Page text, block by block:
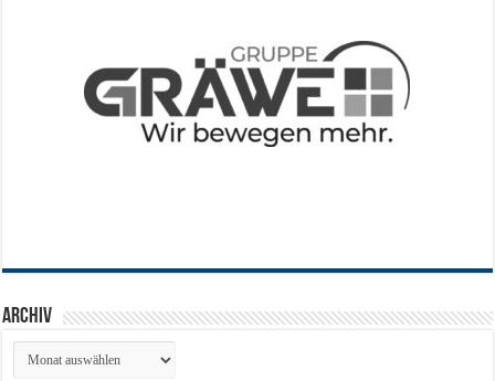
Archiv
Archiv